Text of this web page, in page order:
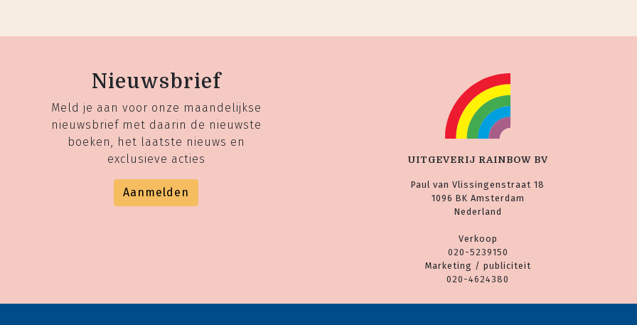
Nieuwsbrief
Meld je aan voor onze maandelijkse
nieuwsbrief met daarin de nieuwste
boeken, het laatste nieuws en
exclusieve acties
Aanmelden
UITGEVERIJ RAINBOW BV
Paul van Vlissingenstraat 18
1096 BK Amsterdam
Nederland
Verkoop
020-5239150
Marketing / publiciteit
020-4624380